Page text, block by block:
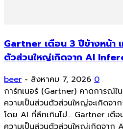
Gartner เตือน 3 ปีข้างหน้า
ตัวส่วนใหญ่เกิดจาก AI
beer - สิงหาคม 7, 2026 0
การ์ทเนอร์ (Gartner) คาดการณ์ใ
ความเป็นส่วนตัวส่วนใหญ่จะเกิดจาก
โดย AI ที่ลึกเกินไป... Gartner เตื
ความเป็นส่วนตัวส่วนใหญ่เกิดจาก